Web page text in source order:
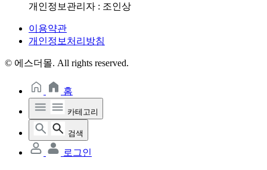
개인정보관리자 : 조인상
이용약관
개인정보처리방침
© 에스더몰. All rights reserved.
홈
카테고리
검색
로그인